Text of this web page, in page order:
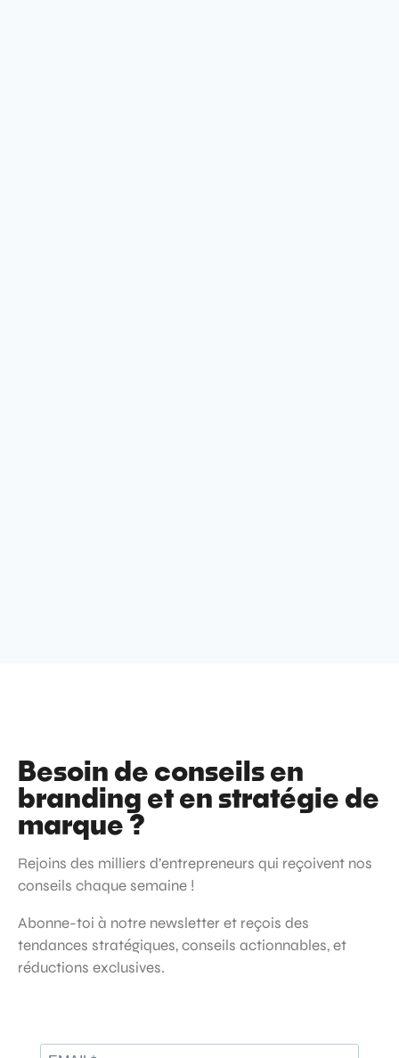
Besoin de conseils en
branding et en stratégie de
marque ?
Rejoins des milliers d’entrepreneurs qui reçoivent nos
conseils chaque semaine !
Abonne-toi à notre newsletter et reçois des
tendances stratégiques, conseils actionnables, et
réductions exclusives.